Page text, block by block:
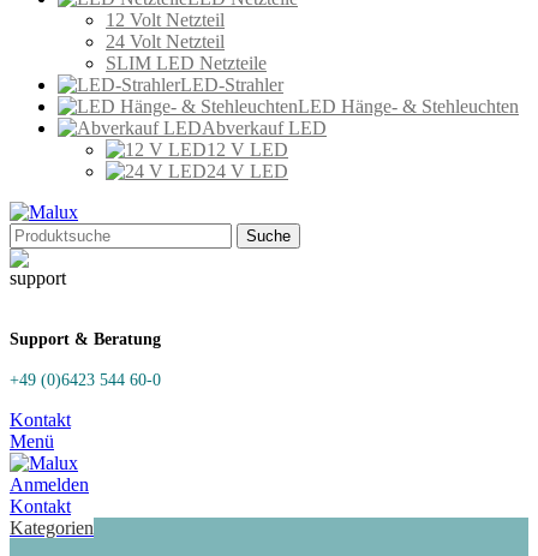
12 Volt Netzteil
24 Volt Netzteil
SLIM LED Netzteile
LED-Strahler
LED Hänge- & Stehleuchten
Abverkauf LED
12 V LED
24 V LED
Suche
Support & Beratung
+49 (0)6423 544 60-0
Kontakt
Menü
Anmelden
Kontakt
Kategorien